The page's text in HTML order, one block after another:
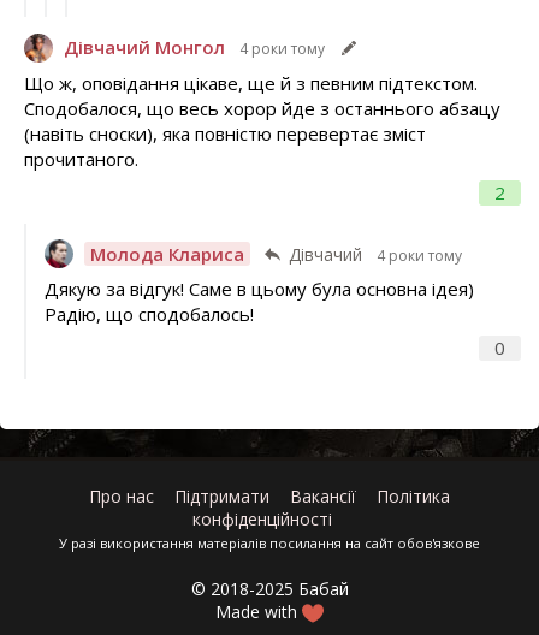
Дівчачий Монгол 4 роки тому
2
Що ж, оповідання цікаве, ще й з певним підтекстом.
Сподобалося, що весь хорор йде з останнього абзацу
(навіть сноски), яка повністю перевертає зміст
прочитаного.
Молода Клариса Дівчачий 4 роки тому
0
Дякую за відгук! Саме в цьому була основна ідея)
Радію, що сподобалось!
Про нас Підтримати Вакансії
Політика
конфіденційності
У разі використання матеріалів посилання на сайт обов'язкове
© 2018-2025 Бабай
Made with